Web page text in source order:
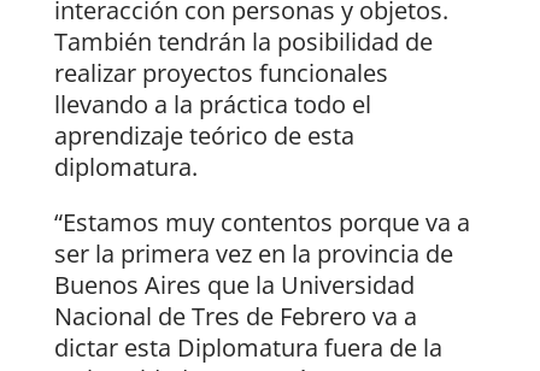
interacción con personas y objetos.
También tendrán la posibilidad de
realizar proyectos funcionales
llevando a la práctica todo el
aprendizaje teórico de esta
diplomatura.
“Estamos muy contentos porque va a
ser la primera vez en la provincia de
Buenos Aires que la Universidad
Nacional de Tres de Febrero va a
dictar esta Diplomatura fuera de la